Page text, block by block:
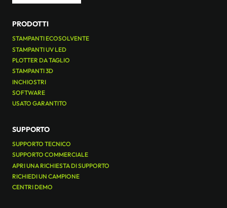
PRODOTTI
STAMPANTI ECOSOLVENTE
STAMPANTI UV LED
PLOTTER DA TAGLIO
STAMPANTI 3D
INCHIOSTRI
SOFTWARE
USATO GARANTITO
SUPPORTO
SUPPORTO TECNICO
SUPPORTO COMMERCIALE
APRI UNA RICHIESTA DI SUPPORTO
RICHIEDI UN CAMPIONE
CENTRI DEMO